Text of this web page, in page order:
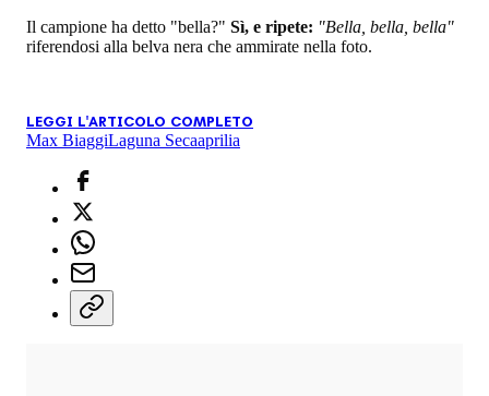
Il campione ha detto "bella?" Sì, e ripete: "Bella, bella, bella"
riferendosi alla belva nera che ammirate nella foto.
LEGGI L'ARTICOLO COMPLETO
Max BiaggiLaguna Secaaprilia